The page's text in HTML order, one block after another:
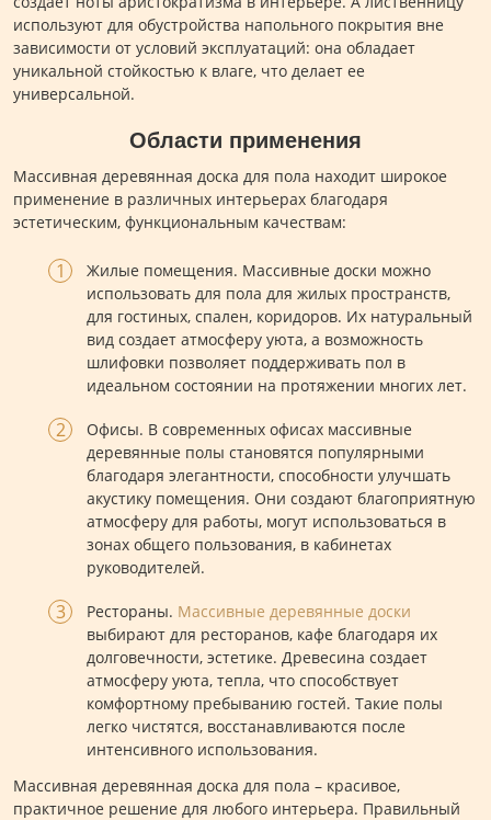
используют для обустройства напольного покрытия вне
зависимости от условий эксплуатаций: она обладает
уникальной стойкостью к влаге, что делает ее
универсальной.
Области применения
Массивная деревянная доска для пола находит широкое
применение в различных интерьерах благодаря
эстетическим, функциональным качествам:
Жилые помещения. Массивные доски можно
использовать для пола для жилых пространств,
для гостиных, спален, коридоров. Их натуральный
вид создает атмосферу уюта, а возможность
шлифовки позволяет поддерживать пол в
идеальном состоянии на протяжении многих лет.
Офисы. В современных офисах массивные
деревянные полы становятся популярными
благодаря элегантности, способности улучшать
акустику помещения. Они создают благоприятную
атмосферу для работы, могут использоваться в
зонах общего пользования, в кабинетах
руководителей.
Рестораны. Массивные деревянные доски
выбирают для ресторанов, кафе благодаря их
долговечности, эстетике. Древесина создает
атмосферу уюта, тепла, что способствует
комфортному пребыванию гостей. Такие полы
легко чистятся, восстанавливаются после
интенсивного использования.
Массивная деревянная доска для пола – красивое,
практичное решение для любого интерьера. Правильный